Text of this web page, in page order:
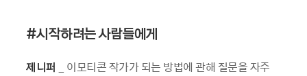
#시작하려는 사람들에게
제니퍼 _ 이모티콘 작가가 되는 방법에 관해 질문을 자주